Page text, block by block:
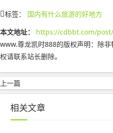
标签： 国内有什么旅游的好地方
本文地址：
https://cdbbt.com/
www.尊龙凯时888的版权声明： 除
权请联系站长删除。
上一篇
相关文章